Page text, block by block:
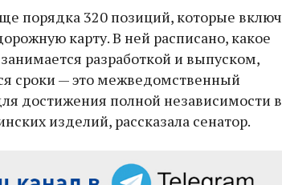
порядка 320 позиций, которые
карту. В ней расписано, какое
разработкой и выпуском,
сроки — это межведомственный
достижения полной независимости в
изделий, рассказала сенатор.